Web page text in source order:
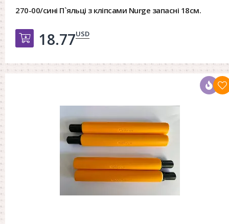
270-00/сині П`яльці з кліпсами Nurge запасні 18см.
Добавить в корзину
18.77USD